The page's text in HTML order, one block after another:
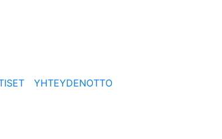
YHTEYDENOTTO